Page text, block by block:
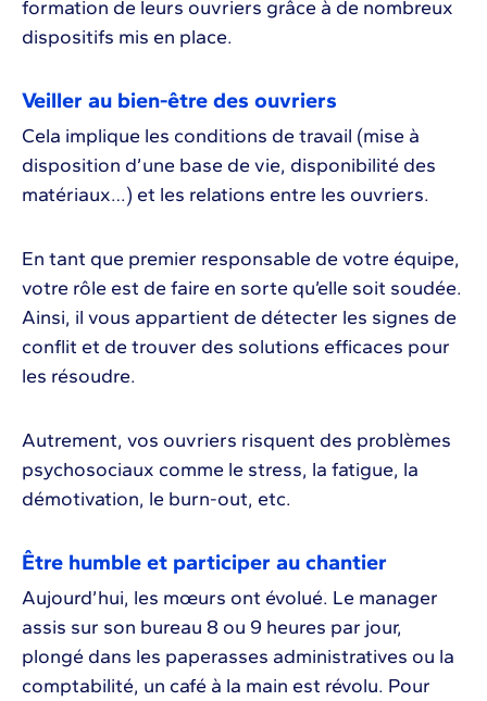
formation de leurs ouvriers grâce à de nombreux
dispositifs mis en place.
Veiller au bien-être des ouvriers
Cela implique les conditions de travail (mise à
disposition d’une base de vie, disponibilité des
matériaux…) et les relations entre les ouvriers.
En tant que premier responsable de votre équipe,
votre rôle est de faire en sorte qu’elle soit soudée.
Ainsi, il vous appartient de détecter les signes de
conflit et de trouver des solutions efficaces pour
les résoudre.
Autrement, vos ouvriers risquent des problèmes
psychosociaux comme le stress, la fatigue, la
démotivation, le burn-out, etc.
Être humble et participer au chantier
Aujourd’hui, les mœurs ont évolué. Le manager
assis sur son bureau 8 ou 9 heures par jour,
plongé dans les paperasses administratives ou la
comptabilité, un café à la main est révolu. Pour